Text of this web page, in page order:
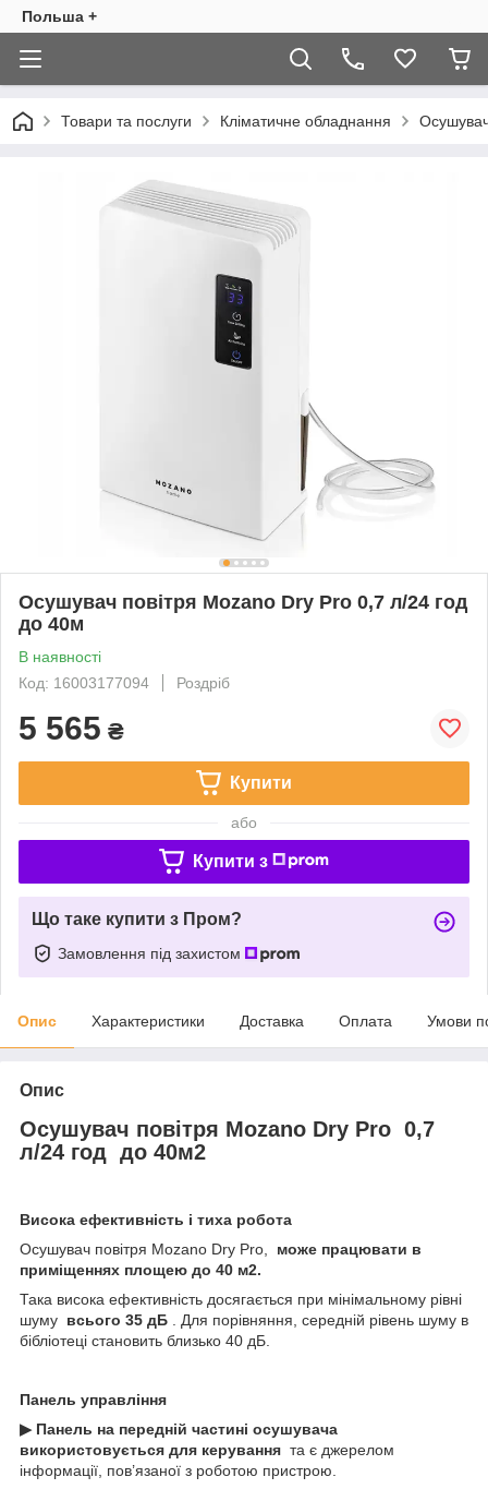
Польша +
Товари та послуги Кліматичне обладнання
Осушувач повітря Mozano Dry Pro 0,7 л/24 год
до 40м
В наявності
Код: 16003177094
Роздріб
5 565 ₴
Купити
або
Купити з
Що таке купити з Пром?
Замовлення під захистом
Опис Характеристики Доставка Оплата Умови
Опис
Осушувач повітря Mozano Dry Pro 0,7
л/24 год до 40м2
Висока ефективність і тиха робота
Осушувач повітря Mozano Dry Pro, може працювати в
приміщеннях площею до 40 м2.
Така висока ефективність досягається при мінімальному рівні
шуму всього 35 дБ . Для порівняння, середній рівень шуму в
бібліотеці становить близько 40 дБ.
Панель управління
▶ Панель на передній частині осушувача
використовується для керування та є джерелом
інформації, пов’язаної з роботою пристрою.